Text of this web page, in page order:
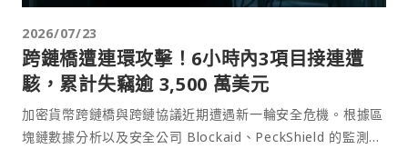
2026/07/23
跨鏈橋遭連環攻擊！6小時內3項目接連遭
駭，累計失竊逾 3,500 萬美元
加密貨幣跨鏈橋與跨鏈協議近期遭遇新一輪安全危機。根據區
塊鏈數據分析以及安全公司 Blockaid、PeckShield 的監測，